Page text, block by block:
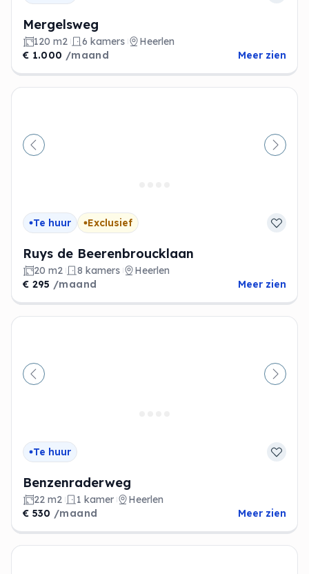
Mergelsweg
120 m2 6 kamers
Heerlen
€ 1.000 /maand Meer zien
Vorige
Te huur Exclusief
Ruys de Beerenbroucklaan
20 m2 8 kamers
Heerlen
€ 295 /maand Meer zien
Vorige
Te huur
Benzenraderweg
22 m2 1 kamer
Heerlen
€ 530 /maand Meer zien